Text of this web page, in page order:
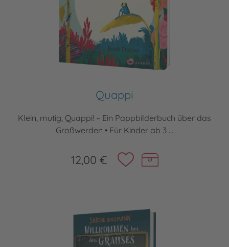
Quappi
Klein, mutig, Quappi! – Ein Pappbilderbuch über das
Großwerden • Für Kinder ab 3 ...
12,00 €